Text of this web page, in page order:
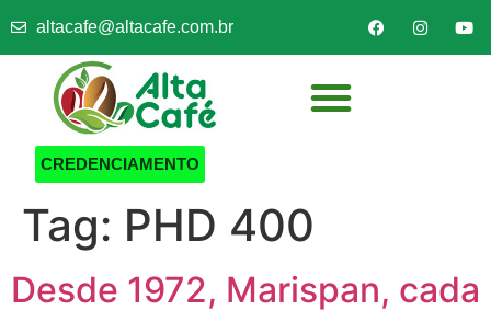
altacafe@altacafe.com.br
CREDENCIAMENTO
Tag: PHD 400
Desde 1972, Marispan, cada